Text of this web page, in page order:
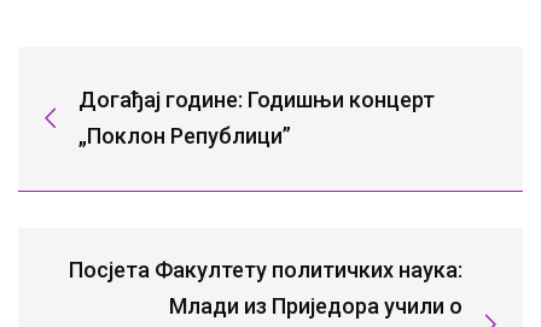
Догађај године: Годишњи концерт
„Поклон Републици”
Посјета Факултету политичких наука:
Млади из Приједора учили о